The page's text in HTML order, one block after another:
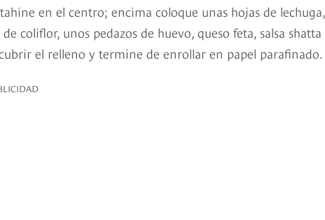
en el centro; encima coloque unas hojas de lechuga,
coliflor, unos pedazos de huevo, queso feta, salsa shatta
el relleno y termine de enrollar en papel parafinado.